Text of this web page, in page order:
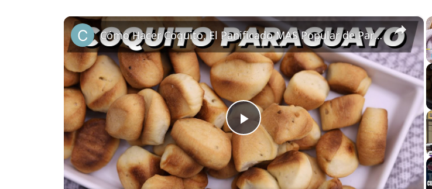
×
P
l
Cómo Hacer Coquito, El Panificado MAS Popular de Paraguay!